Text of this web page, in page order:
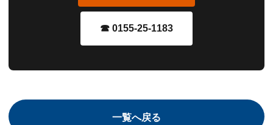
☎ 0155-25-1183
一覧へ戻る